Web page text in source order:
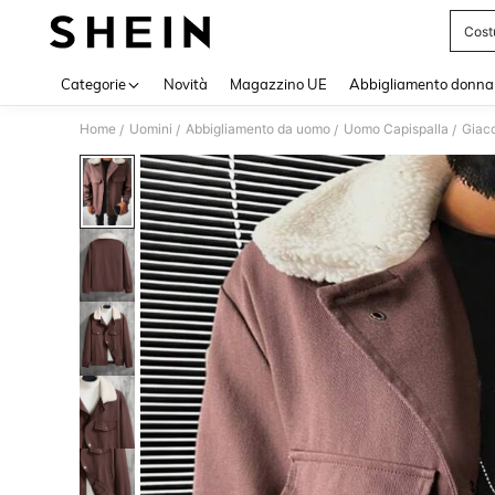
Categorie Novità Magazzino UE Abbigliamento donna
Home / Uomini / Abbigliamento da uomo / Uomo Capispalla /